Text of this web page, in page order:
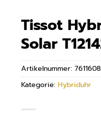
Tissot
Solar
Artikelnummer:
Kategorie: Hybriduhr